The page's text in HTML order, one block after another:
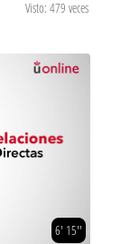
Visto: 479 veces
6' 15''